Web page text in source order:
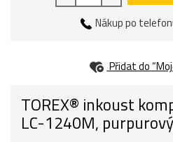
Nákup po
Přidat do
TOREX® inkoust
LC-1240M,